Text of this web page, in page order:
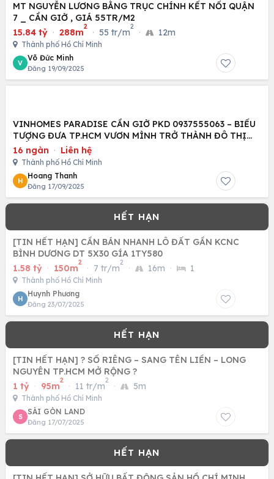
MT NGUYỄN LƯƠNG BẰNG TRỤC CHÍNH KẾT NỐI QUẬN
7 _ CẦN GIỜ , GIÁ 55TR/M2
15.84 tỷ · 288m
2
· 55 tr/m
2
· 12m
Thành phố Hồ Chí Minh
V
Võ Đức Minh
Đăng 19/09/2025
VINHOMES PARADISE CẦN GIỜ PKD 0937555063 – BIỂU
TƯỢNG ĐƯA TP.HCM VƯƠN MÌNH TRỞ THÀNH ĐÔ THỊ
BIỂN
16 ngàn · Liên hệ
Thành phố Hồ Chí Minh
H
Hoang Thanh
Đăng 17/09/2025
[TIN HẾT HẠN] CẦN BÁN NHANH LÔ ĐẤT GẦN KCNC
BÌNH DƯƠNG DT 5X30 GÍA 1TY580
1.58 tỷ · 150m
2
· 7 tr/m
2
· 16m · 1
Thành phố Hồ Chí Minh
H
Huynh Phương
Đăng 23/07/2025
[TIN HẾT HẠN] ? SỔ RIÊNG – SANG TÊN LIỀN – LONG
NGUYÊN TP.HCM MỞ RỘNG ?
1 tỷ · 95m
2
· 11 tr/m
2
· 5m
Thành phố Hồ Chí Minh
S
SÀI GÒN LAND
Đăng 17/07/2025